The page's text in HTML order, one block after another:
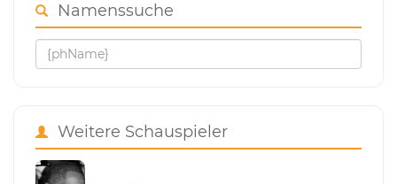
Namenssuche
Weitere Schauspieler